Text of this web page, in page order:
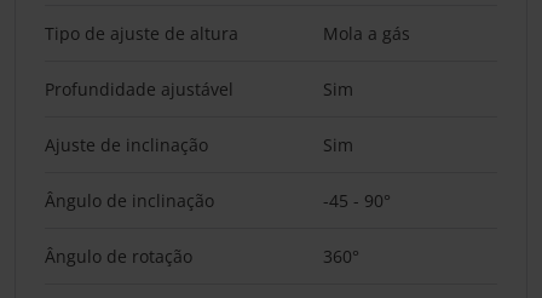
Tipo de ajuste de altura Mola a gás
Profundidade ajustável Sim
Ajuste de inclinação Sim
Ângulo de inclinação -45 - 90°
Ângulo de rotação 360°